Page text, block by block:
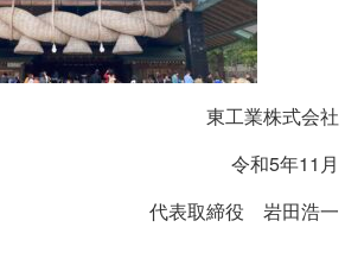
東工業株式会社
令和5年11月
代表取締役 岩田浩一